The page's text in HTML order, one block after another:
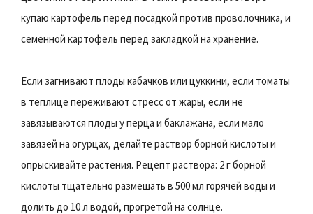
купаю картофель перед посадкой против проволочника, и
семенной картофель перед закладкой на хранение.
Если загнивают плоды кабачков или цуккини, если томаты
в теплице переживают стресс от жары, если не
завязываются плоды у перца и баклажана, если мало
завязей на огурцах, делайте раствор борной кислоты и
опрыскивайте растения. Рецепт раствора: 2 г борной
кислоты тщательно размешать в 500 мл горячей воды и
долить до 10 л водой, прогретой на солнце.